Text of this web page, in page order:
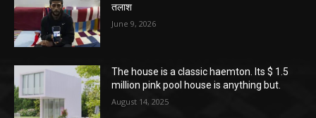
तलाश
June 9, 2026
The house is a classic haemton. Its $ 1.5
million pink pool house is anything but.
August 14, 2025